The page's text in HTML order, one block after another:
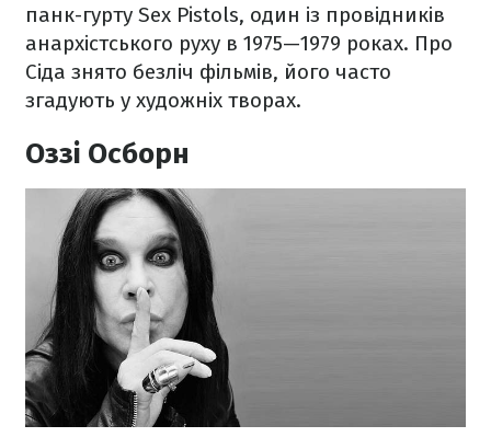
панк-гурту Sex Pistols, один із провідників
анархістського руху в 1975—1979 роках. Про
Сіда знято безліч фільмів, його часто
згадують у художніх творах.
Оззі Осборн